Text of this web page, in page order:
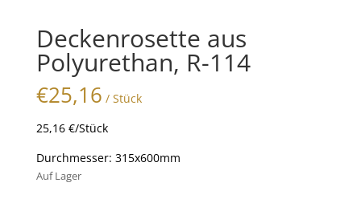
Deckenrosette aus
Polyurethan, R-114
€25,16 / Stück
25,16 €/Stück
Durchmesser: 315x600mm
Auf Lager